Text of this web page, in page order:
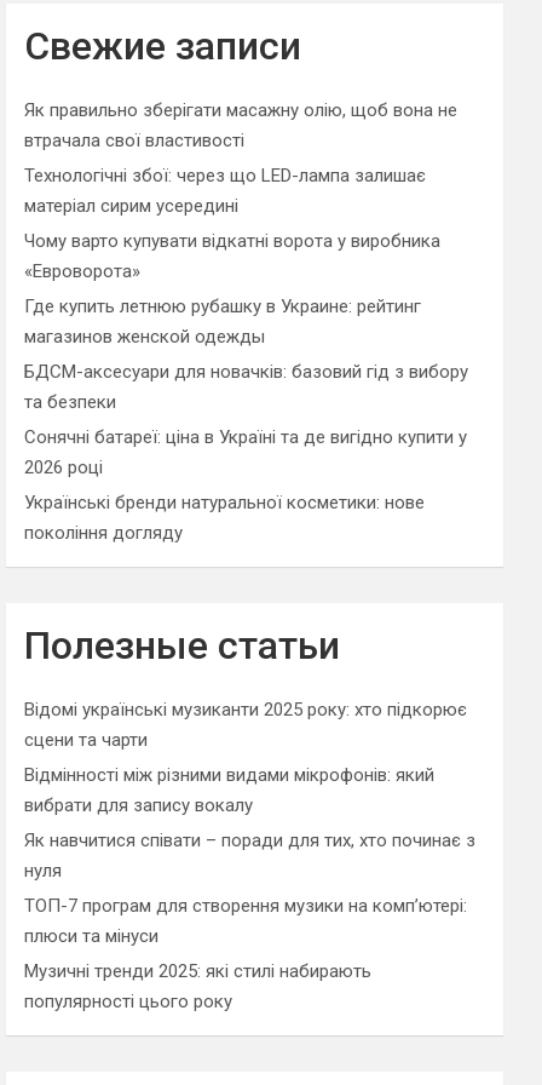
c
h
Свежие записи
Як правильно зберігати масажну олію, щоб вона не
втрачала свої властивості
Технологічні збої: через що LED-лампа залишає
матеріал сирим усередині
Чому варто купувати відкатні ворота у виробника
«Евроворота»
Где купить летнюю рубашку в Украине: рейтинг
магазинов женской одежды
БДСМ-аксесуари для новачків: базовий гід з вибору
та безпеки
Сонячні батареї: ціна в Україні та де вигідно купити у
2026 році
Українські бренди натуральної косметики: нове
покоління догляду
Полезные статьи
Відомі українські музиканти 2025 року: хто підкорює
сцени та чарти
Відмінності між різними видами мікрофонів: який
вибрати для запису вокалу
Як навчитися співати – поради для тих, хто починає з
нуля
ТОП-7 програм для створення музики на комп’ютері:
плюси та мінуси
Музичні тренди 2025: які стилі набирають
популярності цього року